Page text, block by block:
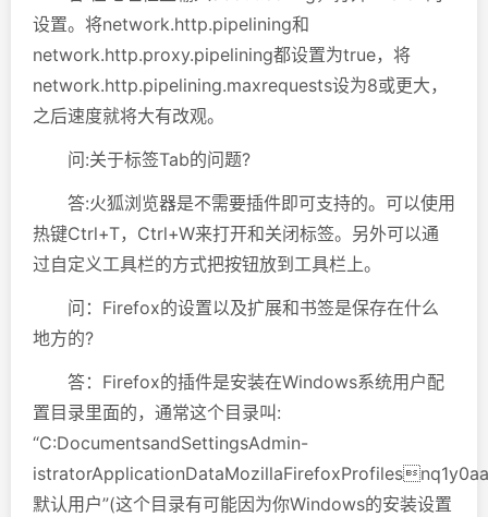
设置。将network.http.pipelining和
network.http.proxy.pipelining都设置为true，将
network.http.pipelining.maxrequests设为8或更大，
之后速度就将大有改观。
问:关于标签Tab的问题?
答:火狐浏览器是不需要插件即可支持的。可以使用
热键Ctrl+T，Ctrl+W来打开和关闭标签。另外可以通
过自定义工具栏的方式把按钮放到工具栏上。
问：Firefox的设置以及扩展和书签是保存在什么
地方的?
答：Firefox的插件是安装在Windows系统用户配
置目录里面的，通常这个目录叫:
“C:DocumentsandSettingsAdmin-
默认用户”(这个目录有可能因为你Windows的安装设置